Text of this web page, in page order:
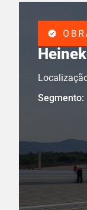
Segmento: